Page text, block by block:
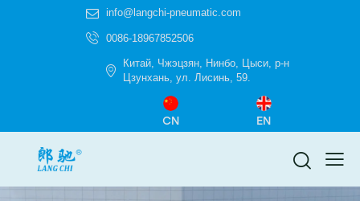
info@langchi-pneumatic.com
0086-18967852506
Китай, Чжэцзян, Нинбо, Цыси, р-н
Цзунхань, ул. Лисинь, 59.
CN EN